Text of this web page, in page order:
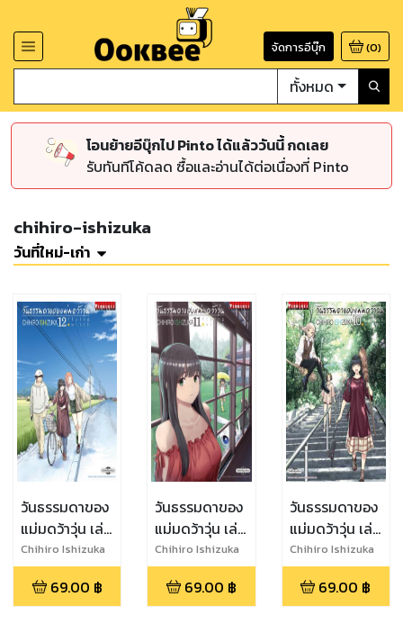
จัดการอีบุ๊ก (0)
ทั้งหมด
โอนย้ายอีบุ๊กไป Pinto ได้แล้ววันนี้ กดเลย
รับทันทีโค้ดลด ซื้อและอ่านได้ต่อเนื่องที่ Pinto
chihiro-ishizuka
วันที่ใหม่-เก่า
วันธรรมดาของ
แม่มดว้าวุ่น เล่ม
12
Chihiro Ishizuka
69.00 ฿
วันธรรมดาของ
แม่มดว้าวุ่น เล่ม
11
Chihiro Ishizuka
69.00 ฿
วันธรรมดาของ
แม่มดว้าวุ่น เล่ม
10
Chihiro Ishizuka
69.00 ฿